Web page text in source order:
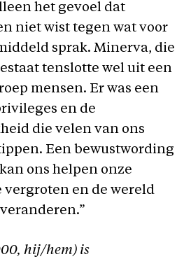
het gevoel dat
niet wist tegen wat voor
sprak. Minerva, die
tenslotte wel uit een
mensen. Er was een
en de
die velen van ons
Een bewustwording
ons helpen onze
vergroten en de wereld
hij/hem) is